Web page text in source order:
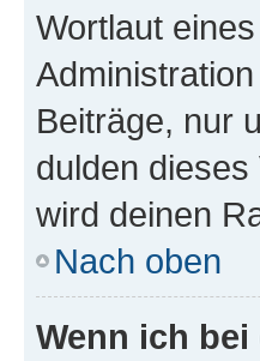
Wortlaut
Beiträge, nur
dulden
wird deinen
Nach oben
Wenn ich